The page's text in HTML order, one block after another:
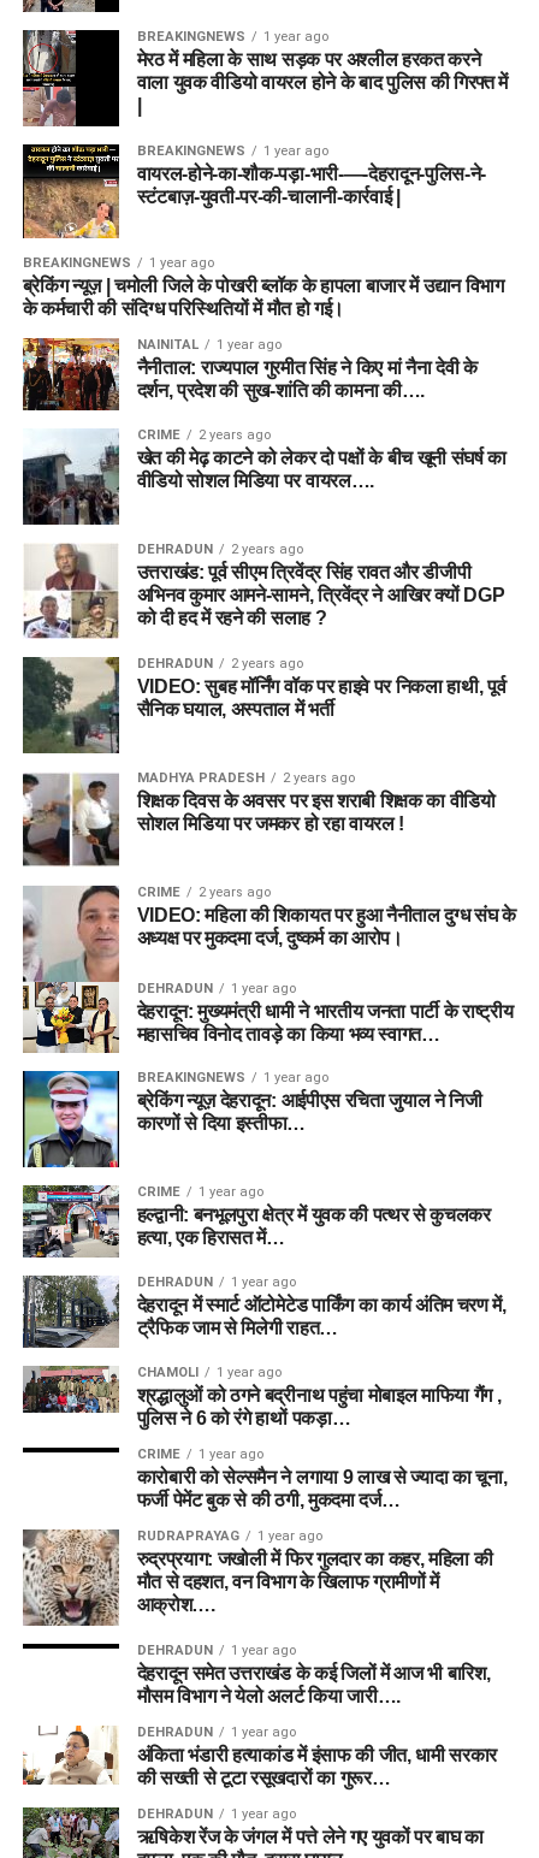
BREAKINGNEWS 1 year ago
मेरठ में महिला के साथ सड़क पर अश्लील हरकत करने
वाला युवक वीडियो वायरल होने के बाद पुलिस की गिरफ्त में
BREAKINGNEWS 1 year ago
वायरल-होने-का-शौक-पड़ा-भारी-—-देहरादून-पुलिस-ने-
स्टंटबाज़-युवती-पर-की-चालानी-कार्रवाई |
BREAKINGNEWS 1 year ago
ब्रेकिंग न्यूज़ | चमोली जिले के पोखरी ब्लॉक के हापला बाजार में उद्यान विभाग
के कर्मचारी की संदिग्ध परिस्थितियों में मौत हो गई।
NAINITAL 1 year ago
नैनीताल: राज्यपाल गुरमीत सिंह ने किए मां नैना देवी के
दर्शन, प्रदेश की सुख-शांति की कामना की….
CRIME 2 years ago
खेत की मेढ़ काटने को लेकर दो पक्षों के बीच खूनी संघर्ष का
वीडियो सोशल मिडिया पर वायरल….
DEHRADUN 2 years ago
उत्तराखंड: पूर्व सीएम त्रिवेंद्र सिंह रावत और डीजीपी
अभिनव कुमार आमने-सामने, त्रिवेंद्र ने आखिर क्यों DGP
को दी हद में रहने की सलाह ?
DEHRADUN 2 years ago
VIDEO: सुबह मॉर्निंग वॉक पर हाइवे पर निकला हाथी, पूर्व
सैनिक घयाल, अस्पताल में भर्ती
MADHYA PRADESH 2 years ago
शिक्षक दिवस के अवसर पर इस शराबी शिक्षक का वीडियो
सोशल मिडिया पर जमकर हो रहा वायरल !
CRIME 2 years ago
VIDEO: महिला की शिकायत पर हुआ नैनीताल दुग्ध संघ के
अध्यक्ष पर मुकदमा दर्ज, दुष्कर्म का आरोप।
DEHRADUN 1 year ago
देहरादून: मुख्यमंत्री धामी ने भारतीय जनता पार्टी के राष्ट्रीय
महासचिव विनोद तावड़े का किया भव्य स्वागत…
BREAKINGNEWS 1 year ago
ब्रेकिंग न्यूज़ देहरादून: आईपीएस रचिता जुयाल ने निजी
कारणों से दिया इस्तीफा…
CRIME 1 year ago
हल्द्वानी: बनभूलपुरा क्षेत्र में युवक की पत्थर से कुचलकर
हत्या, एक हिरासत में…
DEHRADUN 1 year ago
देहरादून में स्मार्ट ऑटोमेटेड पार्किंग का कार्य अंतिम चरण में,
ट्रैफिक जाम से मिलेगी राहत…
CHAMOLI 1 year ago
श्रद्धालुओं को ठगने बद्रीनाथ पहुंचा मोबाइल माफिया गैंग ,
पुलिस ने 6 को रंगे हाथों पकड़ा…
CRIME 1 year ago
कारोबारी को सेल्समैन ने लगाया 9 लाख से ज्यादा का चूना,
फर्जी पेमेंट बुक से की ठगी, मुकदमा दर्ज…
RUDRAPRAYAG 1 year ago
रुद्रप्रयाग: जखोली में फिर गुलदार का कहर, महिला की
मौत से दहशत, वन विभाग के खिलाफ ग्रामीणों में
आक्रोश….
DEHRADUN 1 year ago
देहरादून समेत उत्तराखंड के कई जिलों में आज भी बारिश,
मौसम विभाग ने येलो अलर्ट किया जारी….
DEHRADUN 1 year ago
अंकिता भंडारी हत्याकांड में इंसाफ की जीत, धामी सरकार
की सख्ती से टूटा रसूखदारों का गुरूर…
DEHRADUN 1 year ago
ऋषिकेश रेंज के जंगल में पत्ते लेने गए युवकों पर बाघ का